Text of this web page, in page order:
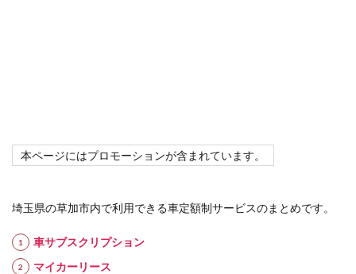
本ページにはプロモーションが含まれています。
埼玉県の草加市内で利用できる車定額制サービスのまとめです。
車サブスクリプション
マイカーリース